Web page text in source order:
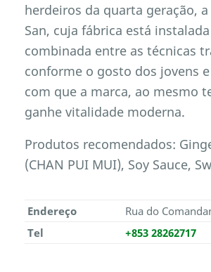
herdeiros da quarta geração,
San, cuja fábrica está
combinada entre as técnicas
conforme o gosto dos jovens
com que a marca, ao mesmo
ganhe vitalidade moderna.
Produtos recomendados:
(CHAN PUI MUI), Soy Sauce,
Endereço
Rua do
Tel
+853 28262717